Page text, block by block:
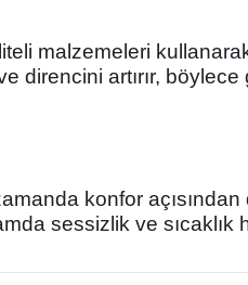
malzemeleri
direncini artırır,
konfor
sessizlik ve sıcaklık